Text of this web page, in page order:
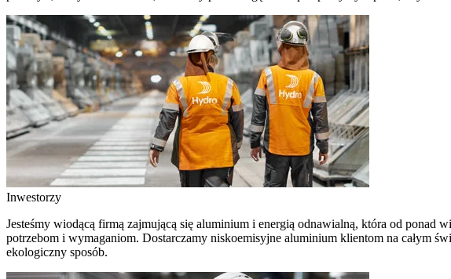
Inwestorzy
Jesteśmy wiodącą firmą zajmującą się aluminium i energią odnawialną, która od
potrzebom i wymaganiom. Dostarczamy niskoemisyjne aluminium klientom na całym
ekologiczny sposób.